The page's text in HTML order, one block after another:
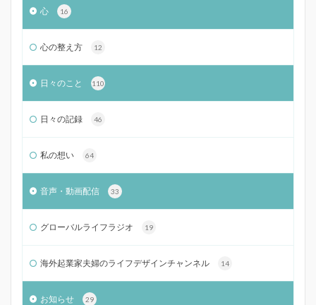
心 16
心の整え方 12
日々のこと 110
日々の記録 46
私の想い 64
音声・動画配信 33
グローバルライフラジオ 19
海外起業家夫婦のライフデザインチャンネル 14
お知らせ 29